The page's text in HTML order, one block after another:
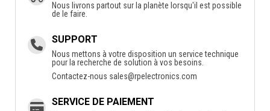
Nous livrons partout sur la planète lorsqu'il est possible
de le faire.
SUPPORT
Nous mettons à votre disposition un service technique
pour la recherche de solution à vos besoins.
Contactez-nous sales@rpelectronics.com
SERVICE DE PAIEMENT